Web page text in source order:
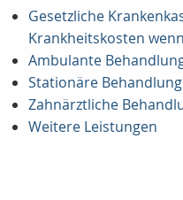
Gesetzliche
Krankheitskosten
Ambulante
Stationäre Behandlung
Zahnärztliche
Weitere Leistungen